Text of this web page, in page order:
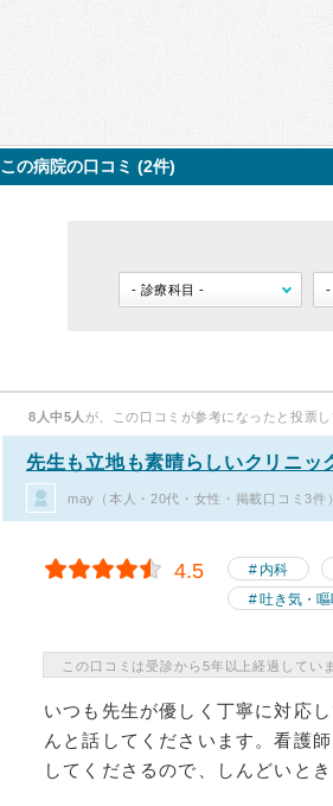
この病院の口コミ (2件)
8人中5人 が、この口コミが参考になったと投票し
先生も立地も素晴らしいクリニッ
may（本人・20代・女性・掲載口コミ3件）
4.5 内科
吐き気・
この口コミは受診から5年以上経過してい
いつも先生が優しく丁寧に対応
んと話してくださいます。看護
してくださるので、しんどいと